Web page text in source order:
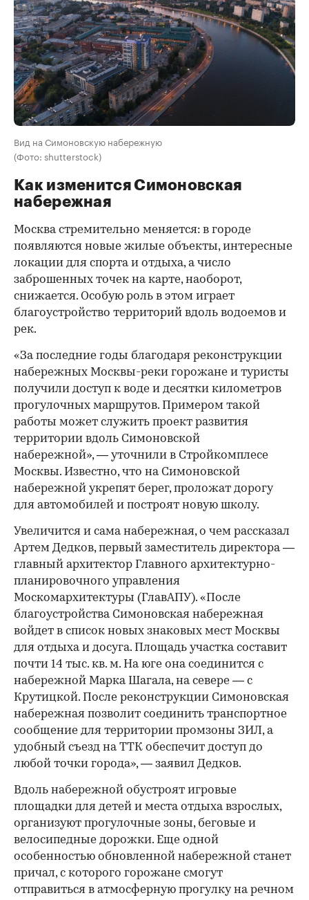
Вид на Симоновскую набережную
(Фото: shutterstock)
Как изменится Симоновская
набережная
Москва стремительно меняется: в городе
появляются новые жилые объекты, интересные
локации для спорта и отдыха, а число
заброшенных точек на карте, наоборот,
снижается. Особую роль в этом играет
благоустройство территорий вдоль водоемов и
рек.
«За последние годы благодаря реконструкции
набережных Москвы-реки горожане и туристы
получили доступ к воде и десятки километров
прогулочных маршрутов. Примером такой
работы может служить проект развития
территории вдоль Симоновской
набережной», — уточнили в Стройкомплесе
Москвы. Известно, что на Симоновской
набережной укрепят берег, проложат дорогу
для автомобилей и построят новую школу.
Увеличится и сама набережная, о чем рассказал
Артем Дедков, первый заместитель директора —
главный архитектор Главного архитектурно-
планировочного управления
Москомархитектуры (ГлавАПУ). «После
благоустройства Симоновская набережная
войдет в список новых знаковых мест Москвы
для отдыха и досуга. Площадь участка составит
почти 14 тыс. кв. м. На юге она соединится с
набережной Марка Шагала, на севере — с
Крутицкой. После реконструкции Симоновская
набережная позволит соединить транспортное
сообщение для территории промзоны ЗИЛ, а
удобный съезд на ТТК обеспечит доступ до
любой точки города», — заявил Дедков.
Вдоль набережной обустроят игровые
площадки для детей и места отдыха взрослых,
организуют прогулочные зоны, беговые и
велосипедные дорожки. Еще одной
особенностью обновленной набережной станет
причал, с которого горожане смогут
отправиться в атмосферную прогулку на речном